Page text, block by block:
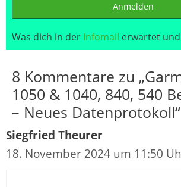
Anmelden
Was dich in der Infomail erwartet und
8 Kommentare zu
1050 & 1040, 840, 540
– Neues Datenprotokoll“
Siegfried Theurer
18. November 2024 um 11:50